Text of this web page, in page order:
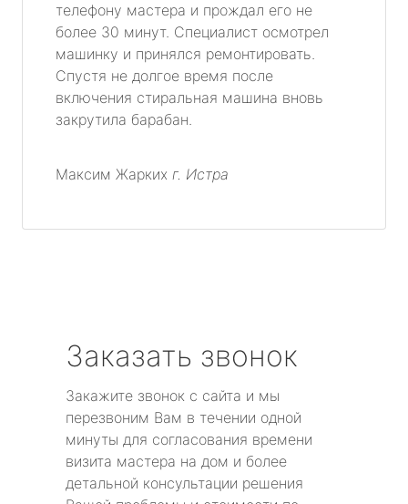
телефону мастера и прождал его не
более 30 минут. Специалист осмотрел
машинку и принялся ремонтировать.
Спустя не долгое время после
включения стиральная машина вновь
закрутила барабан.
Максим Жарких г. Истра
Заказать звонок
Закажите звонок с сайта и мы
перезвоним Вам в течении одной
минуты для согласования времени
визита мастера на дом и более
детальной консультации решения